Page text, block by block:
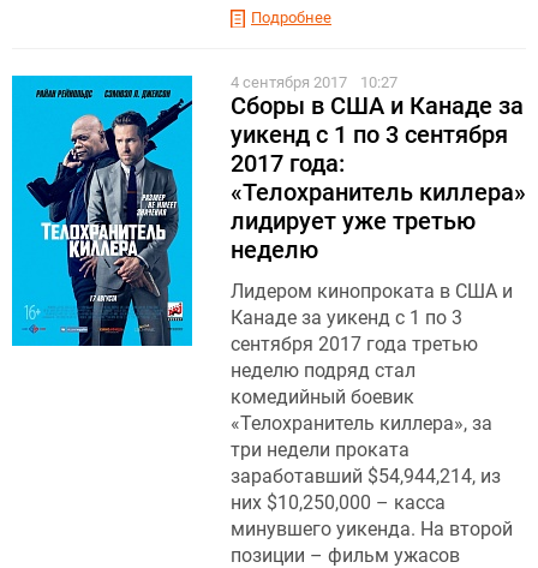
Подробнее
4 сентября 2017 10:27
Сборы в США и Канаде за
уикенд с 1 по 3 сентября
2017 года:
«Телохранитель киллера»
лидирует уже третью
неделю
Лидером кинопроката в США и
Канаде за уикенд с 1 по 3
сентября 2017 года третью
неделю подряд стал
комедийный боевик
«Телохранитель киллера», за
три недели проката
заработавший $54,944,214, из
них $10,250,000 – касса
минувшего уикенда. На второй
позиции – фильм ужасов